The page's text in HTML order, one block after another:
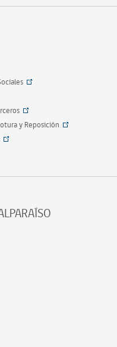
y Reposición